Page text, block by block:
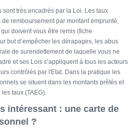
très encadrés par la Loi. Les taux
remboursement par montant emprunté,
doivent vous être remis (fiche
but d’empêcher les dérapages, les abus
de surendettement de laquelle vous ne
et ses Lois s’appliquent à tous les acteurs
contrôlés par l'Etat. Dans la pratique les
se situent dans les montants prêtés et
taux (TAEG).
intéressant : une carte de
?